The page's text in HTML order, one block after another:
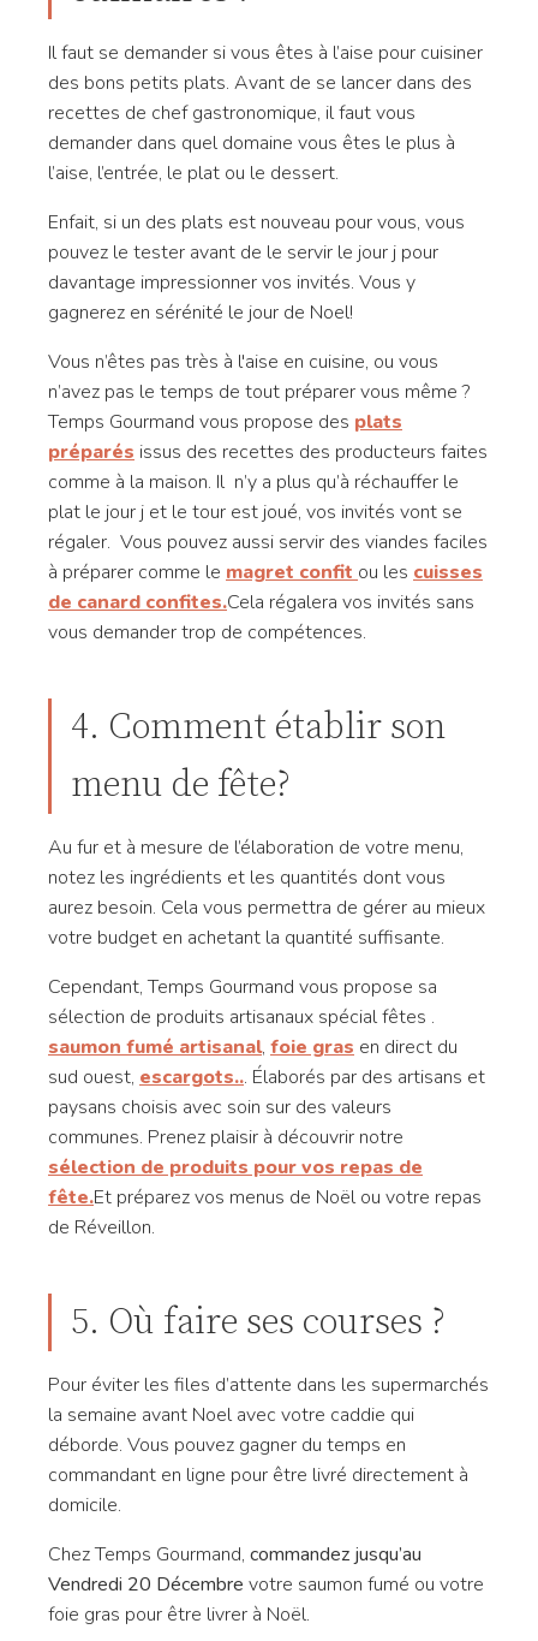
Il faut se demander si vous êtes à l’aise pour cuisiner
des bons petits plats. Avant de se lancer dans des
recettes de chef gastronomique, il faut vous
demander dans quel domaine vous êtes le plus à
l’aise, l’entrée, le plat ou le dessert.
Enfait, si un des plats est nouveau pour vous, vous
pouvez le tester avant de le servir le jour j pour
davantage impressionner vos invités. Vous y
gagnerez en sérénité le jour de Noel!
Vous n’êtes pas très à l'aise en cuisine, ou vous
n’avez pas le temps de tout préparer vous même ?
Temps Gourmand vous propose des plats
préparés issus des recettes des producteurs faites
comme à la maison. Il n’y a plus qu’à réchauffer le
plat le jour j et le tour est joué, vos invités vont se
régaler. Vous pouvez aussi servir des viandes faciles
à préparer comme le magret confit ou les cuisses
de canard confites.Cela régalera vos invités sans
vous demander trop de compétences.
4. Comment établir son
menu de fête?
Au fur et à mesure de l’élaboration de votre menu,
notez les ingrédients et les quantités dont vous
aurez besoin. Cela vous permettra de gérer au mieux
votre budget en achetant la quantité suffisante.
Cependant, Temps Gourmand vous propose sa
sélection de produits artisanaux spécial fêtes .
saumon fumé artisanal, foie gras en direct du
sud ouest, escargots... Élaborés par des artisans et
paysans choisis avec soin sur des valeurs
communes. Prenez plaisir à découvrir notre
sélection de produits pour vos repas de
fête.Et préparez vos menus de Noël ou votre repas
de Réveillon.
5. Où faire ses courses ?
Pour éviter les files d’attente dans les supermarchés
la semaine avant Noel avec votre caddie qui
déborde. Vous pouvez gagner du temps en
commandant en ligne pour être livré directement à
domicile.
Chez Temps Gourmand, commandez jusqu’au
Vendredi 20 Décembre votre saumon fumé ou votre
foie gras pour être livrer à Noël.